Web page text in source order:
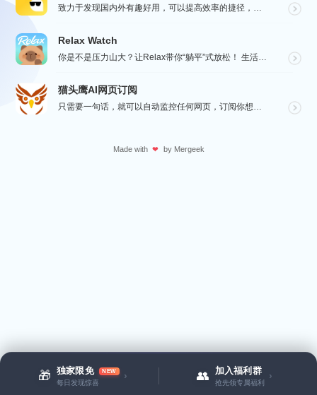
🎁 独家限免 NEW
每日发现惊喜
› 👥 加入福利群
抢先领专属福利
›
致力于发现国内外有趣好用，可以提高效率的捷径，让你的手机变得更有趣，更好用，在“趣捷径” APP， ...
Relax Watch
你是不是压力山大？让Relax带你“躺平”式放松！ 生活节奏飞快，压力如影随形？渴望片刻宁静？别担心...
猫头鹰AI网页订阅
只需要一句话，就可以自动监控任何网页，订阅你想要的信息。
Made with ❤ by Mergeek